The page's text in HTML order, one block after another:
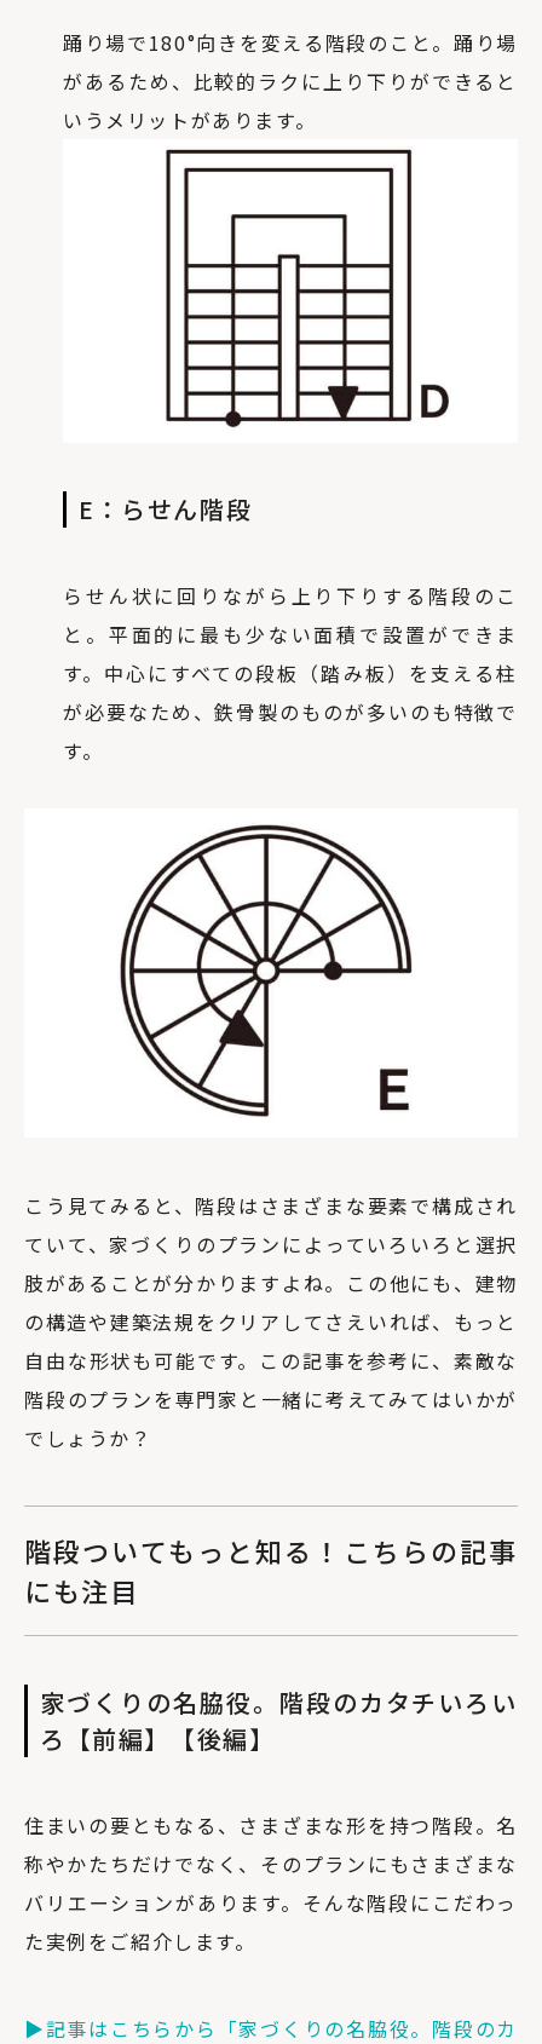
踊り場で180°向きを変える階段のこと。踊り場
があるため、比較的ラクに上り下りができると
いうメリットがあります。
E：らせん階段
らせん状に回りながら上り下りする階段のこ
と。平面的に最も少ない面積で設置ができま
す。中心にすべての段板（踏み板）を支える柱
が必要なため、鉄骨製のものが多いのも特徴で
す。
こう見てみると、階段はさまざまな要素で構成され
ていて、家づくりのプランによっていろいろと選択
肢があることが分かりますよね。この他にも、建物
の構造や建築法規をクリアしてさえいれば、もっと
自由な形状も可能です。この記事を参考に、素敵な
階段のプランを専門家と一緒に考えてみてはいかが
でしょうか？
階段ついてもっと知る！こちらの記事
にも注目
家づくりの名脇役。階段のカタチいろい
ろ【前編】【後編】
住まいの要ともなる、さまざまな形を持つ階段。名
称やかたちだけでなく、そのプランにもさまざまな
バリエーションがあります。そんな階段にこだわっ
た実例をご紹介します。
▶︎記事はこちらから「家づくりの名脇役。階段のカ